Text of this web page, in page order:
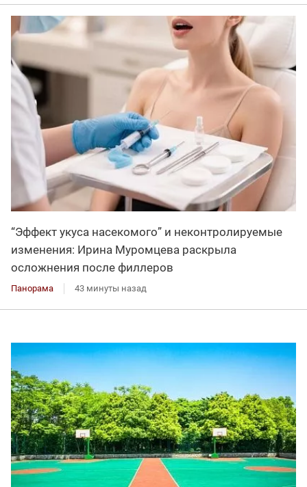
“Эффект укуса насекомого” и неконтролируемые
изменения: Ирина Муромцева раскрыла
осложнения после филлеров
Панорама 43 минуты назад